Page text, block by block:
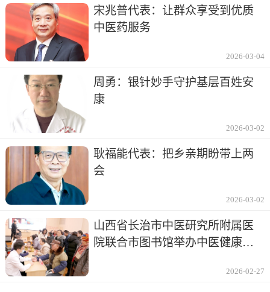
宋兆普代表：让群众享受到优质
中医药服务
2026-03-04
周勇：银针妙手守护基层百姓安
康
2026-03-02
耿福能代表：把乡亲期盼带上两
会
2026-03-02
山西省长治市中医研究所附属医
院联合市图书馆举办中医健康讲
2026-02-27